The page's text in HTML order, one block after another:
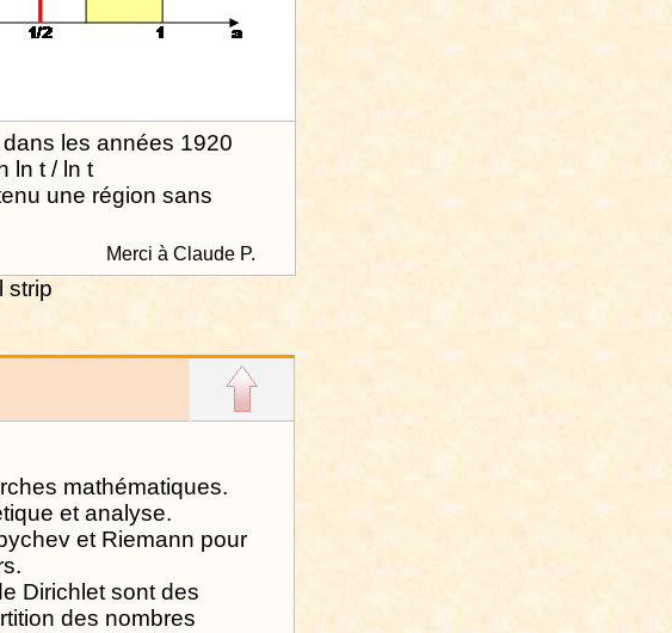
les années 1920
ln t / ln t
une région sans
Merci à Claude P.
strip
mathématiques.
et analyse.
et Riemann pour
Dirichlet sont des
des nombres